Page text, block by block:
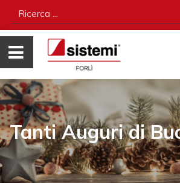
Tanti Auguri di